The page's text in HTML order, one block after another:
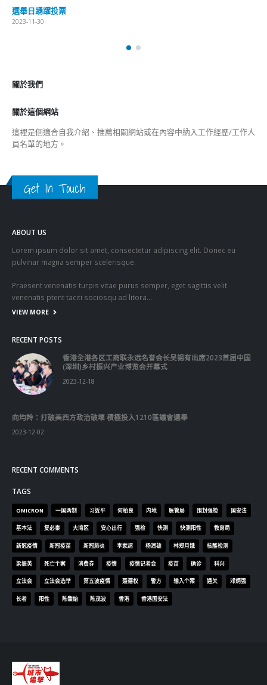
選舉日踴躍投票
2023-11-30
關於我們
關於這個網站
這裡是個適合自我介紹、推薦相關網站或在內容中納入工作經歷/工作人
員名單的地方。
Get In Touch
ABOUT US
Lorem ipsum dolor sit amet, consectetur adipiscing elit. Donec eu
pulvinar magna semper scelerisque.
Praesent venenatis turpis vitae purus semper, eget sagittis velit
venenatis ptent taciti sociosqu ad litora…
VIEW MORE
RECENT POSTS
香港全港各区工商联永远名誉会长吴锡有出席2023首届中国
(深圳)乡村振兴产业博览会开幕式
2023-12-18
向均羚：打破美西方政治破壞 積極投入1210區議會選舉
2023-12-02
RECENT COMMENTS
TAGS
OMICRON 一国两制 习近平 何柏良 内地 医管局 围封强检 国安法
基本法 复必泰 大湾区 安心出行 强检 快测 快测阳性 教育局
新冠疫情 新冠疫苗 新冠肺炎 李家超 杨润雄 林郑月娥 核酸检测
梁振英 死亡个案 消费券 疫情 疫情记者会 疫苗 确诊 科兴
立法会 立法会选举 第五波疫情 聂德权 警方 输入个案 通关 邓炳强
长者 阳性 陈肇始 陈茂波 香港 香港国安法